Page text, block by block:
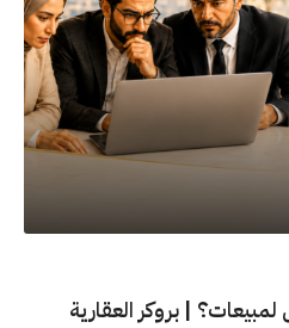
لمبيعات؟ | بروكر العقارية